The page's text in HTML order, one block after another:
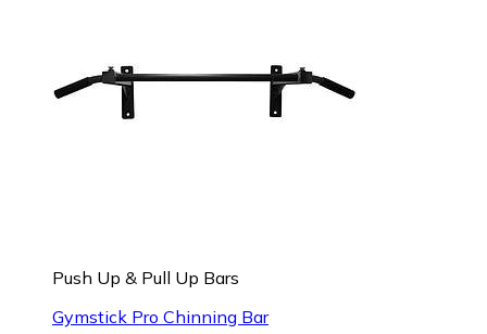
Push Up & Pull Up Bars
Gymstick Pro Chinning Bar